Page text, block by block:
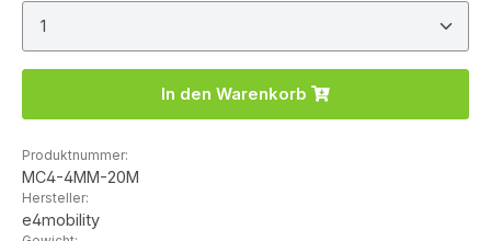
Produkt Anzahl: Gib den gewünschten Wert ein
In den Warenkorb
Produktnummer:
MC4-4MM-20M
Hersteller:
e4mobility